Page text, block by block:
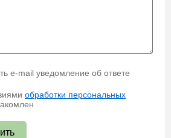
e-mail уведомление об ответе
обработки персональных